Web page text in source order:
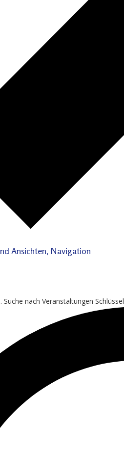
Ansichten, Navigation
Suche nach Veranstaltungen